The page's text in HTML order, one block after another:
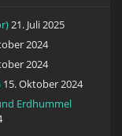
21. Juli 2025
2024
2024
15. Oktober 2024
Erdhummel